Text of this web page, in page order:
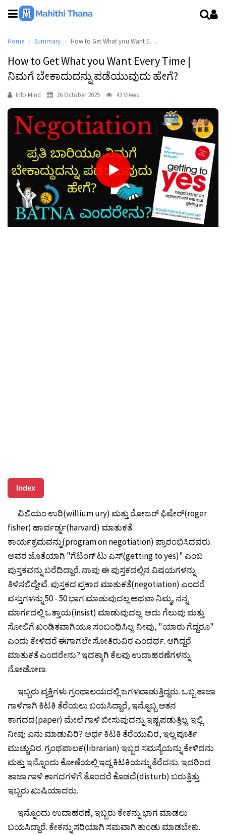
Home Summary How to Get What you Want Every Time | ನಿಮಗೆ ಬೇಕಾದುದನ್ನು ಪಡೆಯುವುದು ಹೇಗೆ?
How to Get What you Want Every Time |
ನಿಮಗೆ ಬೇಕಾದುದನ್ನು ಪಡೆಯುವುದು ಹೇಗೆ?
Info Mind 26 October 2025 43 Views
Index
ವಿಲಿಯಂ ಉರಿ(willium ury) ಮತ್ತು ರೋಜರ್ ಫಿಷೇರ್(roger
fisher) ಹಾರ್ವರ್ಡ್ನ(harvard) ಮಾತುಕತೆ
ಕಾರ್ಯಕ್ರಮವನ್ನು(program on negotiation) ಪ್ರಾರಂಭಿಸಿದವರು.
ಅವರ ಜೊತೆಯಾಗಿ "ಗೆಟಿಂಗ್ ಟು ಎಸ್(getting to yes)" ಎಂಬ
ಪುಸ್ತಕವನ್ನು ಬರೆದಿದ್ದಾರೆ. ನಾವು ಈ ಪುಸ್ತಕದಲ್ಲಿನ ವಿಷಯಗಳನ್ನು
ತಿಳಿಸಲಿದ್ದೇವೆ. ಪುಸ್ತಕದ ಪ್ರಕಾರ ಮಾತುಕತೆ(negotiation) ಎಂದರೆ
ವಸ್ತುಗಳನ್ನು 50 - 50 ಭಾಗ ಮಾಡುವುದಲ್ಲ ಅಥವಾ ನಿಮ್ಮ, ನನ್ನ
ಮಾರ್ಗದಲ್ಲಿ ಒತ್ತಾಯ(insist) ಮಾಡುವುದಲ್ಲ. ಅದು ಗೆಲುವು ಮತ್ತು
ಸೋಲಿಗೆ ಖಂಡಿತವಾಗಿಯೂ ಸಂಬಂಧಿಸಿಲ್ಲ. ನೀವು, "ಯಾರು ಗೆದ್ದರೂ"
ಎಂದು ಕೇಳಿದರೆ ಈಗಾಗಲೇ ಸೋತಿರುವಿರ ಎಂದರ್ಥ. ಆಗಿದ್ದರೆ
ಮಾತುಕತೆ ಎಂದರೇನು? ಇದಕ್ಕಾಗಿ ಕೆಲವು ಉದಾಹರಣೆಗಳನ್ನು
ನೋಡೋಣ.
ಇಬ್ಬರು ವ್ಯಕ್ತಿಗಳು ಗ್ರಂಥಾಲಯದಲ್ಲಿ ಜಗಳವಾಡುತ್ತಿದ್ದರು. ಒಬ್ಬ ತಾಜಾ
ಗಾಳಿಗಾಗಿ ಕಿಟಕಿ ತೆರೆಯಲು ಬಯಸಿದ್ದಾರೆ, ಇನ್ನೊಬ್ಬ ಆತನ
ಕಾಗದದ(paper) ಮೇಲೆ ಗಾಳಿ ಬೀಸುವುದನ್ನು ಇಷ್ಟಪಡುತ್ತಿಲ್ಲ. ಇಲ್ಲಿ
ನೀವು ಏನು ಮಾಡುವಿರಿ? ಅರ್ಧ ಕಿಟಕಿ ತೆರೆಯುವಿರ, ಇಲ್ಲ ಪೂರ್ತಿ
ಮುಚ್ಚುವಿರ. ಗ್ರಂಥಪಾಲಕ(librarian) ಇಬ್ಬರ ಸಮಸ್ಯೆಯನ್ನು ಕೇಳಿದನು
ಮತ್ತು ಇನ್ನೊಂದು ಕೋಣೆಯಲ್ಲಿ ಇದ್ದ ಕಿಟಕಿಯನ್ನು ತೆರೆದನು. ಇದರಿಂದ
ತಾಜಾ ಗಾಳಿ ಕಾಗದಗಳಿಗೆ ತೊಂದರೆ ಕೊಡದೆ(disturb) ಬರುತ್ತಿತ್ತು.
ಇಬ್ಬರು ಖುಷಿಯಾದರು.
ಇನ್ನೊಂದು ಉದಾಹರಣೆ, ಇಬ್ಬರು ಕೇಕನ್ನು ಭಾಗ ಮಾಡಲು
ಬಯಸಿದ್ದಾರೆ. ಕೇಕನ್ನು ಸರಿಯಾಗಿ ಸಮವಾಗಿ ತುಂಡು ಮಾಡಬೇಕು.